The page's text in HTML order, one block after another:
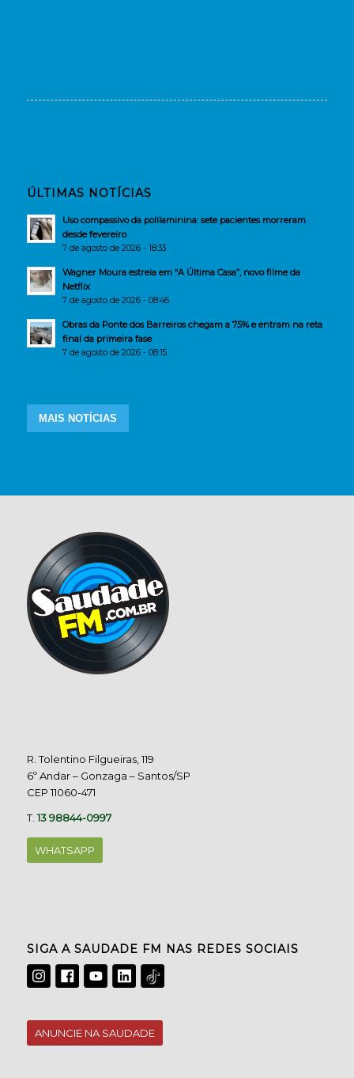
ÚLTIMAS NOTÍCIAS
Uso compassivo da polilaminina: sete pacientes morreram
desde fevereiro
7 de agosto de 2026 - 18:33
Wagner Moura estreia em “A Última Casa”, novo filme da
Netflix
7 de agosto de 2026 - 08:46
Obras da Ponte dos Barreiros chegam a 75% e entram na reta
final da primeira fase
7 de agosto de 2026 - 08:15
MAIS NOTÍCIAS
R. Tolentino Filgueiras, 119
6º Andar – Gonzaga – Santos/SP
CEP 11060-471
T.13 98844-0997
WHATSAPP
SIGA A SAUDADE FM NAS REDES SOCIAIS
ANUNCIE NA SAUDADE